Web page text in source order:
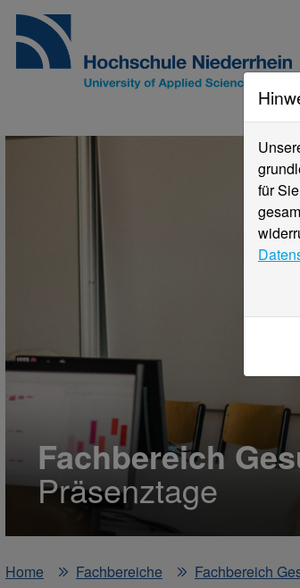
Fachbereich
Präsenztage
Home
Fachbereiche Fachbereich
für